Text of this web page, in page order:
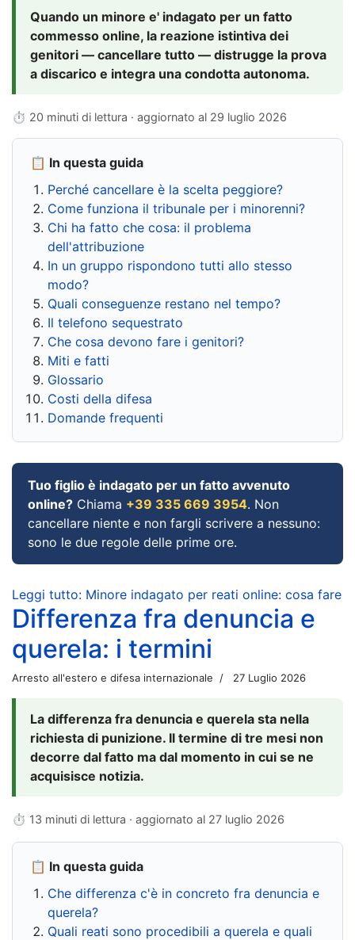
Quando un minore e' indagato per un fatto
commesso online, la reazione istintiva dei
genitori — cancellare tutto — distrugge la prova
a discarico e integra una condotta autonoma.
⏱ 20 minuti di lettura · aggiornato al 29 luglio 2026
📋 In questa guida
Perché cancellare è la scelta peggiore?
Come funziona il tribunale per i minorenni?
Chi ha fatto che cosa: il problema
dell'attribuzione
In un gruppo rispondono tutti allo stesso
modo?
Quali conseguenze restano nel tempo?
Il telefono sequestrato
Che cosa devono fare i genitori?
Miti e fatti
Glossario
Costi della difesa
Domande frequenti
Tuo figlio è indagato per un fatto avvenuto
online? Chiama +39 335 669 3954. Non
cancellare niente e non fargli scrivere a nessuno:
sono le due regole delle prime ore.
Leggi tutto: Minore indagato per reati online: cosa fare
Differenza fra denuncia e
querela: i termini
Arresto all'estero e difesa internazionale 27 Luglio 2026
La differenza fra denuncia e querela sta nella
richiesta di punizione. Il termine di tre mesi non
decorre dal fatto ma dal momento in cui se ne
acquisisce notizia.
⏱ 13 minuti di lettura · aggiornato al 27 luglio 2026
📋 In questa guida
Che differenza c'è in concreto fra denuncia e
querela?
Quali reati sono procedibili a querela e quali